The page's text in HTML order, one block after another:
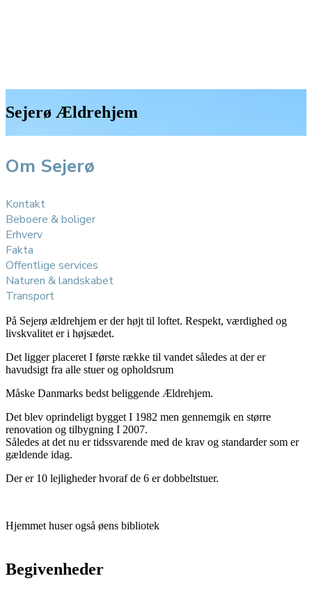
Sejerø Ældrehjem
Om Sejerø
Kontakt
Beboere & boliger
Erhverv
Fakta
Offentlige services
Naturen & landskabet
Transport
På Sejerø ældrehjem er der højt til loftet. Respekt, værdighed og
livskvalitet er i højsædet.
Det ligger placeret I første række til vandet således at der er
havudsigt fra alle stuer og opholdsrum
Måske Danmarks bedst beliggende Ældrehjem.
Det blev oprindeligt bygget I 1982 men gennemgik en større
renovation og tilbygning I 2007.
Således at det nu er tidssvarende med de krav og standarder som er
gældende idag.
Der er 10 lejligheder hvoraf de 6 er dobbeltstuer.
Hjemmet huser også øens bibliotek
Begivenheder